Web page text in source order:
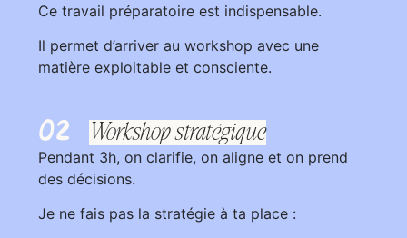
Ce travail préparatoire est indispensable.
Il permet d’arriver au workshop avec une
matière exploitable et consciente.
02 Workshop stratégique
Pendant 3h, on clarifie, on aligne et on prend
des décisions.
Je ne fais pas la stratégie à ta place :